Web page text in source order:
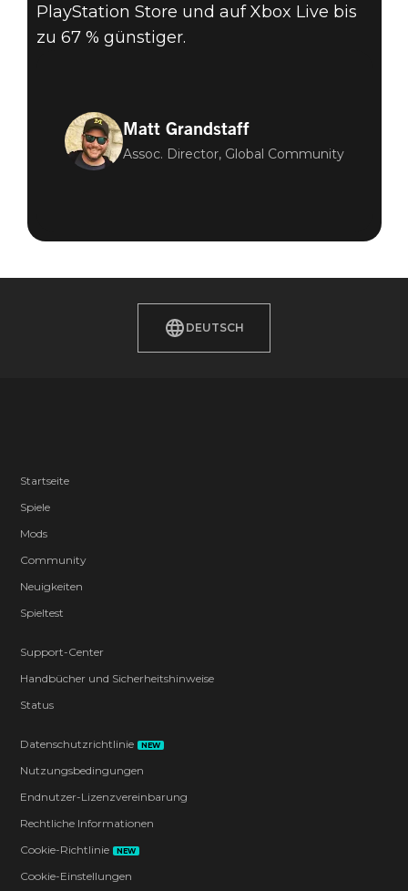
PlayStation Store und auf Xbox Live bis
zu 67 % günstiger.
Matt Grandstaff
Assoc. Director, Global Community
DEUTSCH
Startseite
Spiele
Mods
Community
Neuigkeiten
Spieltest
Support-Center
Handbücher und Sicherheitshinweise
Status
Datenschutzrichtlinie NEW
Nutzungsbedingungen
Endnutzer-Lizenzvereinbarung
Rechtliche Informationen
Cookie-Richtlinie
NEW
Cookie-Einstellungen